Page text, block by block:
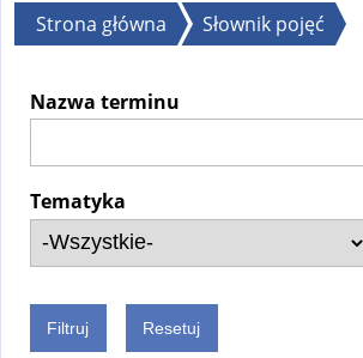
Jesteś
Strona główna Słownik pojęć
Nazwa terminu
Tematyka